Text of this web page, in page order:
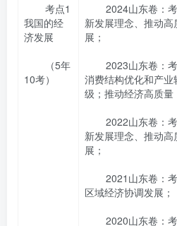
考点1
我国的经
济发展
（5年
10考）
2024山东卷：
新发展理念、推动高
展；
2023山东卷：
消费结构优化和产业
级；推动经济高质量
2022山东卷：
新发展理念、推动高
展；
2021山东卷：
区域经济协调发展；
2020山东卷：